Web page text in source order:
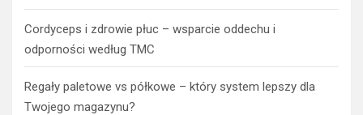
Cordyceps i zdrowie płuc – wsparcie oddechu i
odporności według TMC
Regały paletowe vs półkowe – który system lepszy dla
Twojego magazynu?